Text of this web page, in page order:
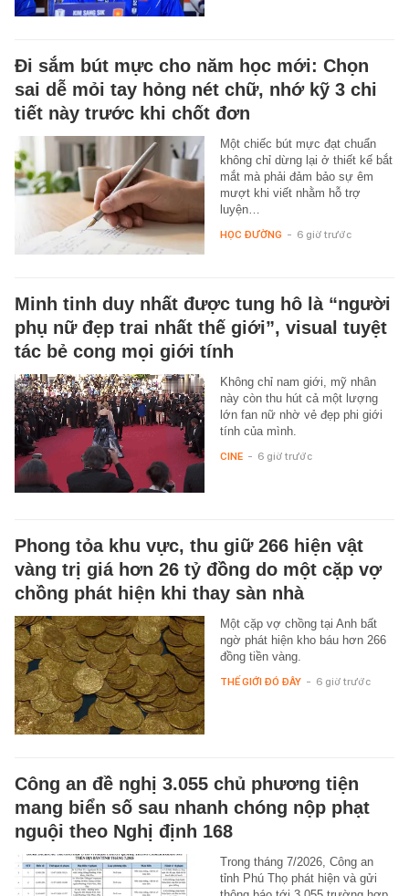
Đi sắm bút mực cho năm học mới: Chọn
sai dễ mỏi tay hỏng nét chữ, nhớ kỹ 3 chi
tiết này trước khi chốt đơn
Một chiếc bút mực đạt chuẩn
không chỉ dừng lại ở thiết kế bắt
mắt mà phải đảm bảo sự êm
mượt khi viết nhằm hỗ trợ
luyện…
HỌC ĐƯỜNG - 6 giờ trước
Minh tinh duy nhất được tung hô là “người
phụ nữ đẹp trai nhất thế giới”, visual tuyệt
tác bẻ cong mọi giới tính
Không chỉ nam giới, mỹ nhân
này còn thu hút cả một lượng
lớn fan nữ nhờ vẻ đẹp phi giới
tính của mình.
CINE - 6 giờ trước
Phong tỏa khu vực, thu giữ 266 hiện vật
vàng trị giá hơn 26 tỷ đồng do một cặp vợ
chồng phát hiện khi thay sàn nhà
Một cặp vợ chồng tại Anh bất
ngờ phát hiện kho báu hơn 266
đồng tiền vàng.
THẾ GIỚI ĐÓ ĐÂY - 6 giờ trước
Công an đề nghị 3.055 chủ phương tiện
mang biển số sau nhanh chóng nộp phạt
nguội theo Nghị định 168
Trong tháng 7/2026, Công an
tỉnh Phú Thọ phát hiện và gửi